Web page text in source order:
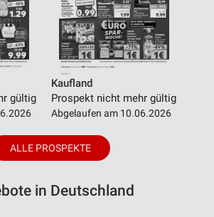
gültig
Kaufland
Prospekt nicht mehr gültig
Abgelaufen am 10.06.2026
ALLE PROSPEKTE
in Deutschland